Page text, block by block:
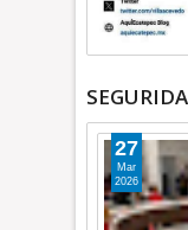
27
Mar
2026